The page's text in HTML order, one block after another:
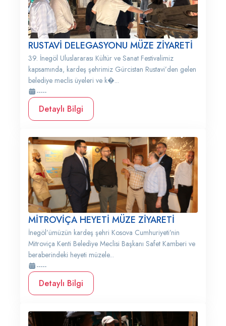
RUSTAVİ DELEGASYONU MÜZE ZİYARETİ
39. İnegöl Uluslararası Kültür ve Sanat Festivalimiz
kapsamında, kardeş şehrimiz Gürcistan Rustavi’den gelen
belediye meclis üyeleri ve k�...
-----
Detaylı Bilgi
MİTROVİÇA HEYETİ MÜZE ZİYARETİ
İnegöl’ümüzün kardeş şehri Kosova Cumhuriyeti’nin
Mitroviça Kenti Belediye Meclisi Başkanı Safet Kamberi ve
beraberindeki heyeti müzele...
-----
Detaylı Bilgi